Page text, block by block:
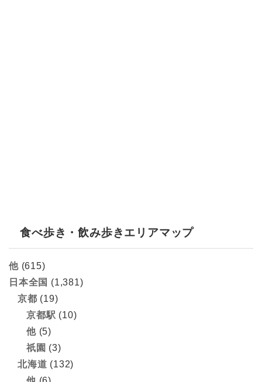
食べ歩き・飲み歩きエリアマップ
他(615)
日本全国 (1,381)
京都 (19)
京都駅 (10)
他(5)
祇園 (3)
北海道 (132)